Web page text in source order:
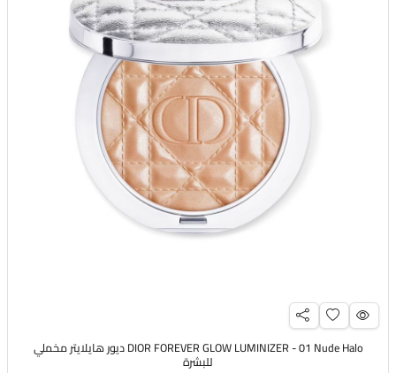
DIOR FOREVER GLOW LUMINIZER - 01 Nude Halo ديور هايلايتر مخملي
للبشرة